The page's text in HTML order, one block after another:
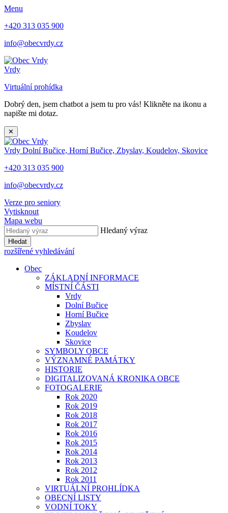
Menu
+420 313 035 900
info@obecvrdy.cz
Vrdy
Virtuální prohídka
Dobrý den, jsem chatbot a jsem tu pro vás! Klikněte na ikonu a
napište mi dotaz.
✕
Vrdy Dolní Bučice, Horní Bučice, Zbyslav, Koudelov, Skovice
+420 313 035 900
info@obecvrdy.cz
Verze pro seniory
Vytisknout
Mapa webu
Hledaný výraz
Hledat
rozšířené vyhledávání
Obec
ZÁKLADNÍ INFORMACE
MÍSTNÍ ČÁSTI
Vrdy
Dolní Bučice
Horní Bučice
Zbyslav
Koudelov
Skovice
SYMBOLY OBCE
VÝZNAMNÉ PAMÁTKY
HISTORIE
DIGITALIZOVANÁ KRONIKA OBCE
FOTOGALERIE
Rok 2020
Rok 2019
Rok 2018
Rok 2017
Rok 2016
Rok 2015
Rok 2014
Rok 2013
Rok 2012
Rok 2011
VIRTUÁLNÍ PROHLÍDKA
OBECNÍ LISTY
VODNÍ TOKY